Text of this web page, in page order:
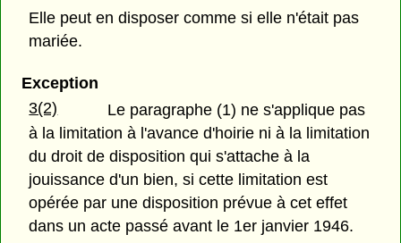
Elle peut en disposer comme si elle n'était pas
mariée.
Exception
3(2)
Le paragraphe (1) ne s'applique pas
à la limitation à l'avance d'hoirie ni à la limitation
du droit de disposition qui s'attache à la
jouissance d'un bien, si cette limitation est
opérée par une disposition prévue à cet effet
dans un acte passé avant le 1er janvier 1946.